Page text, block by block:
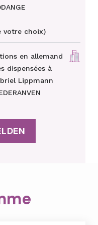
votre choix)
en allemand
dispensées à
Lippmann